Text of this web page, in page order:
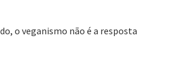
o veganismo não é a resposta